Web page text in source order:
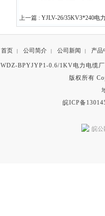
上一篇 : YJLV-26/35KV3*240电
首页 | 公司简介 | 公司新闻 | 产品
WDZ-BPYJYP1-0.6/1KV电力电缆
版权所有
皖ICP备
皖公